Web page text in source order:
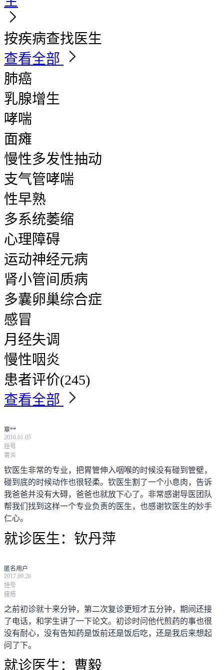
按疾病查找医生
查看全部
肺癌
乳腺增生
哮喘
面瘫
慢性多发性抽动
支气管哮喘
性早熟
多系统萎缩
心理障碍
运动神经元病
肾小管间质病
多囊卵巢综合症
感冒
月经失调
慢性咽炎
患者评价(245)
查看全部
章**
2016.01.05
挂号
胃炎
钦医生非常的专业，把胃管伸入咽喉的时候没有碰到管壁，
碰到底的时候动作也很轻柔。钦医生割了一个小息肉，告诉
我爸爸并没有大碍，爸爸也就放下心了。非常感谢导医团队
帮我们找到这样一个专业负责的医生，也感谢钦医生的妙手
仁心。
就诊医生： 钦丹萍
匿名用户
2017.09.28
挂号
痤疮
之前初诊就十来分钟，第二次复诊更短才五分钟，期间还接
了电话，和学生讲了一下论文。初诊时问他代煎药的事也很
没有耐心，没有告知药是饭前还是饭后吃，还是我后来想起
问了下。
就诊医生： 曹毅